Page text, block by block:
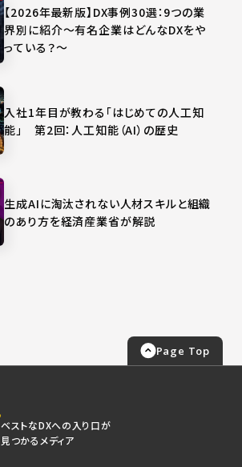
【2026年最新版】DX事例30選：9つの業
界別に紹介～有名企業はどんなDXをや
っている？～
入社1年目が教わる「はじめての人工知
能」 第2回：人工知能（AI）の歴史
生成AIに淘汰されない人材スキルと組織
のあり方を経済産業省が解説
Page Top
ベストなDXへの入り口が
見つかるメディア